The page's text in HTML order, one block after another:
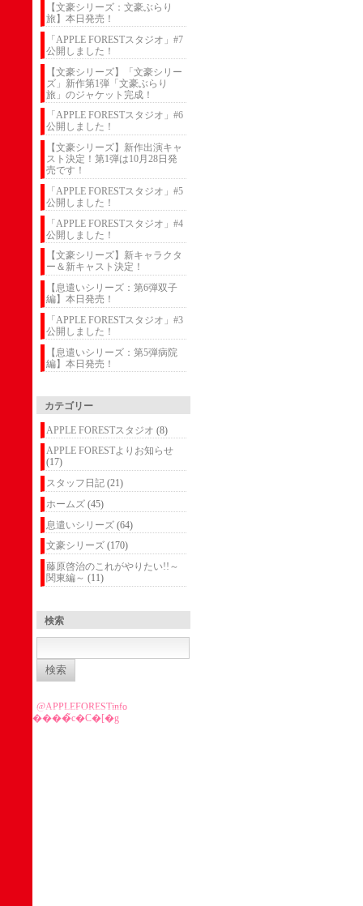
【文豪シリーズ：文豪ぶらり
旅】本日発売！
「APPLE FORESTスタジオ」#7
公開しました！
【文豪シリーズ】「文豪シリー
ズ」新作第1弾「文豪ぶらり
旅」のジャケット完成！
「APPLE FORESTスタジオ」#6
公開しました！
【文豪シリーズ】新作出演キャ
スト決定！第1弾は10月28日発
売です！
「APPLE FORESTスタジオ」#5
公開しました！
「APPLE FORESTスタジオ」#4
公開しました！
【文豪シリーズ】新キャラクタ
ー＆新キャスト決定！
【息遣いシリーズ：第6弾双子
編】本日発売！
「APPLE FORESTスタジオ」#3
公開しました！
【息遣いシリーズ：第5弾病院
編】本日発売！
カテゴリー
APPLE FORESTスタジオ (8)
APPLE FORESTよりお知らせ
(17)
スタッフ日記 (21)
ホームズ (45)
息遣いシリーズ (64)
文豪シリーズ (170)
藤原啓治のこれがやりたい!!～
関東編～ (11)
検索
検
@APPLEFORESTinfo
����̃c�C�[�g